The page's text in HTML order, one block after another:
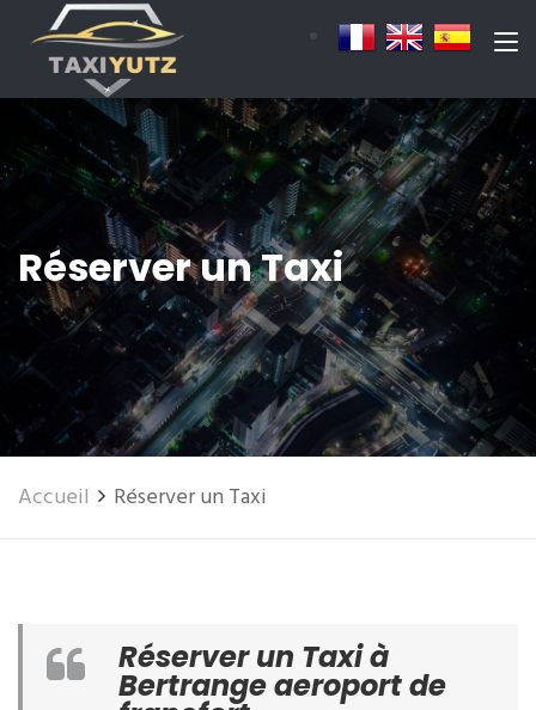
Réserver un Taxi
Accueil Réserver un Taxi
Réserver un Taxi à
Bertrange aeroport de